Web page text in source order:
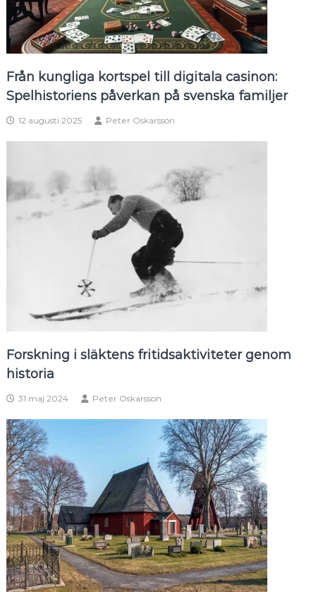
Från kungliga kortspel till digitala casinon:
Spelhistoriens påverkan på svenska familjer
12 augusti 2025 Peter Oskarsson
Forskning i släktens fritidsaktiviteter genom
historia
31 maj 2024 Peter Oskarsson